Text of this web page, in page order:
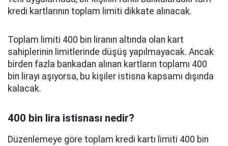
kredi kartlarının toplam limiti dikkate alınacak.
Toplam limiti 400 bin liranın altında olan kart
sahiplerinin limitlerinde düşüş yapılmayacak. Ancak
birden fazla bankadan alınan kartların toplamı 400
bin lirayı aşıyorsa, bu kişiler istisna kapsamı dışında
kalacak.
400 bin lira istisnası nedir?
Düzenlemeye göre toplam kredi kartı limiti 400 bin